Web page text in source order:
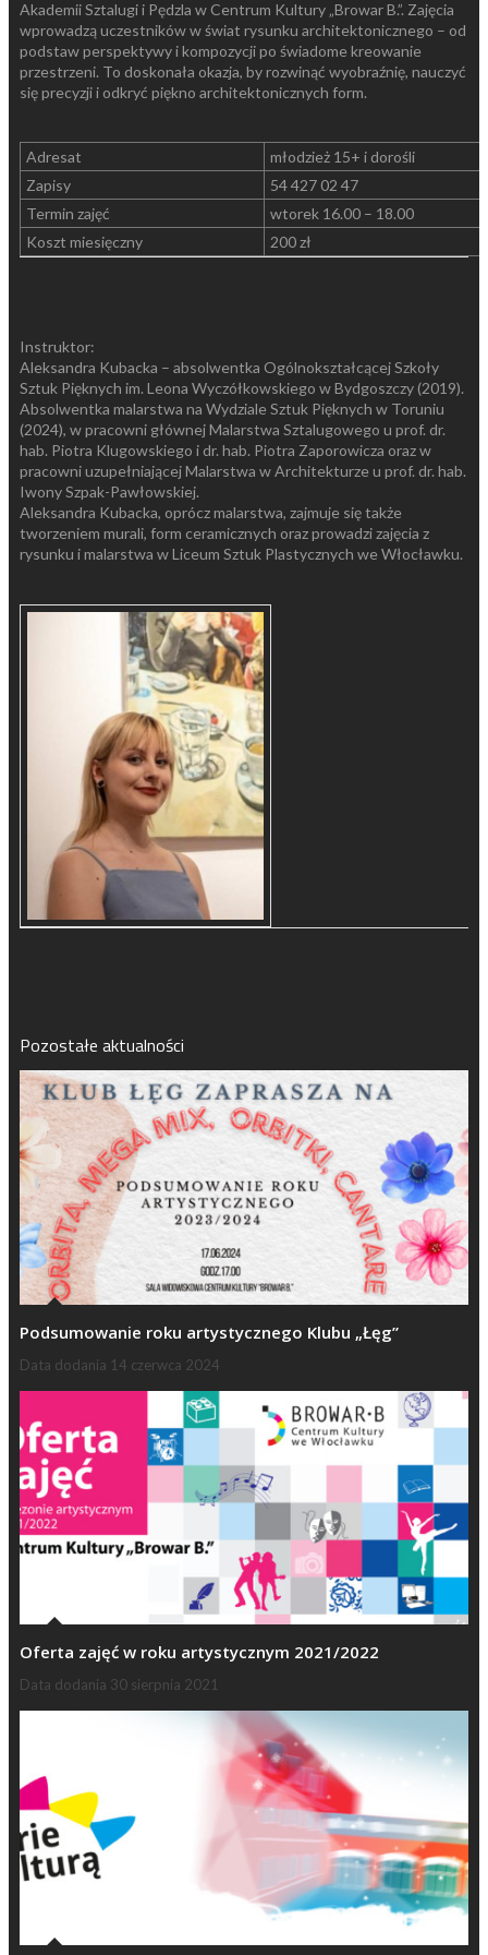
Akademii Sztalugi i Pędzla w Centrum Kultury „Browar B.”. Zajęcia
wprowadzą uczestników w świat rysunku architektonicznego – od
podstaw perspektywy i kompozycji po świadome kreowanie
przestrzeni. To doskonała okazja, by rozwinąć wyobraźnię, nauczyć
się precyzji i odkryć piękno architektonicznych form.
Adresat
młodzież 15+ i dorośli
Zapisy
54 427 02 47
Termin zajęć
wtorek 16.00 – 18.00
Koszt miesięczny
200 zł
Instruktor:
Aleksandra Kubacka – absolwentka Ogólnokształcącej Szkoły
Sztuk Pięknych im. Leona Wyczółkowskiego w Bydgoszczy (2019).
Absolwentka malarstwa na Wydziale Sztuk Pięknych w Toruniu
(2024), w pracowni głównej Malarstwa Sztalugowego u prof. dr.
hab. Piotra Klugowskiego i dr. hab. Piotra Zaporowicza oraz w
pracowni uzupełniającej Malarstwa w Architekturze u prof. dr. hab.
Iwony Szpak-Pawłowskiej.
Aleksandra Kubacka, oprócz malarstwa, zajmuje się także
tworzeniem murali, form ceramicznych oraz prowadzi zajęcia z
rysunku i malarstwa w Liceum Sztuk Plastycznych we Włocławku.
Pozostałe aktualności
Podsumowanie roku artystycznego Klubu „Łęg”
Data dodania 14 czerwca 2024
Oferta zajęć w roku artystycznym 2021/2022
Data dodania 30 sierpnia 2021